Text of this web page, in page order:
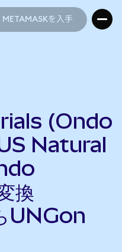
METAMASKを入手
(Ondo
Natural
換
UNGon